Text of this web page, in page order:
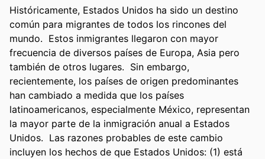
Históricamente, Estados Unidos ha sido un destino
común para migrantes de todos los rincones del
mundo.  Estos inmigrantes llegaron con mayor
frecuencia de diversos países de Europa, Asia pero
también de otros lugares.  Sin embargo,
recientemente, los países de origen predominantes
han cambiado a medida que los países
latinoamericanos, especialmente México, representan
la mayor parte de la inmigración anual a Estados
Unidos.  Las razones probables de este cambio
incluyen los hechos de que Estados Unidos: (1) está